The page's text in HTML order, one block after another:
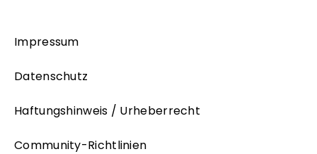
Impressum
Datenschutz
Haftungshinweis / Urheberrecht
Community-Richtlinien